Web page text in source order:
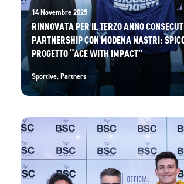
14 Novembre 2025
RINNOVATA PER IL TERZO ANNO
PARTNERSHIP CON MODENA NASTRI:
PROGETTO “ACE WITH IMPACT”
Sportive,Partners